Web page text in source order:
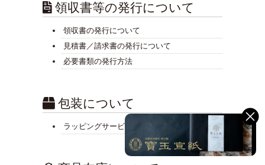
領収書等の発行について
領収書の発行について
見積書／請求書の発行について
必要書類の発行方法
包装について
ラッピングサービス